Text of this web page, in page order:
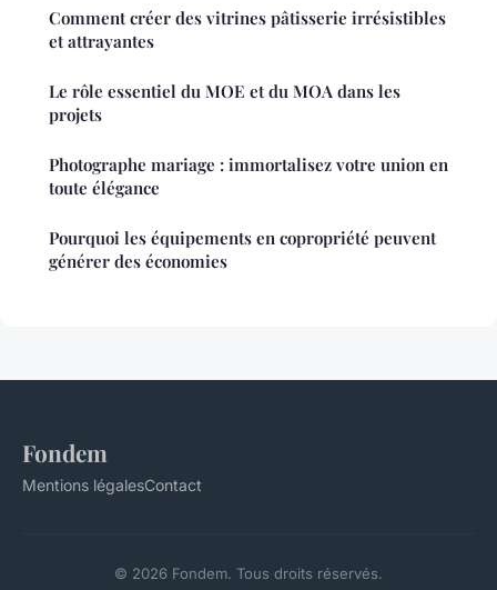
Comment créer des vitrines pâtisserie irrésistibles
et attrayantes
Le rôle essentiel du MOE et du MOA dans les
projets
Photographe mariage : immortalisez votre union en
toute élégance
Pourquoi les équipements en copropriété peuvent
générer des économies
Fondem
Mentions légalesContact
© 2026 Fondem. Tous droits réservés.